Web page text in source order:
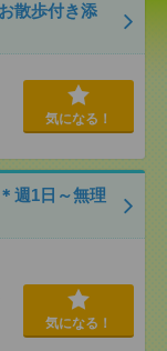
散歩付き添
気になる！
週1日～無理
気になる！